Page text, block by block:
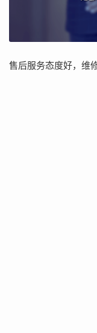
售后服务态度好，维